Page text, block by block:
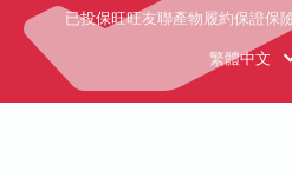
已投保旺旺友聯產物履約保證保
繁體中文